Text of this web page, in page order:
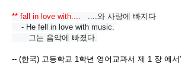
** fall in love with....
....와 사랑에 빠지다
- He fell in love with music.
그는 음악에 빠졌다.
-- (한국) 고등학교 1학년 영어교과서 제 1 장 에서'